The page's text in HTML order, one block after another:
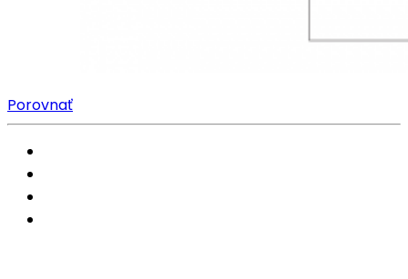
Porovnať